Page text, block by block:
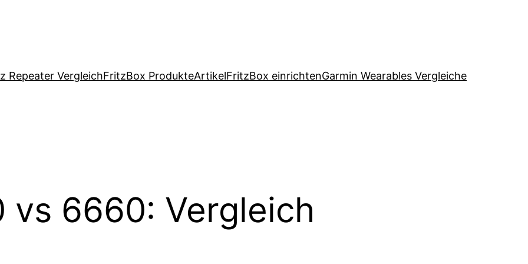
Repeater VergleichFritzBox ProdukteArtikelFritzBox einrichtenGarmin Wearables Vergleiche
vs 6660: Vergleich